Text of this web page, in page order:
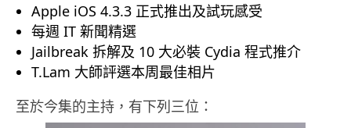
Apple iOS 4.3.3 正式推出及試玩感受
每週 IT 新聞精選
Jailbreak 拆解及 10 大必裝 Cydia 程式推介
T.Lam 大師評選本周最佳相片
至於今集的主持，有下列三位：